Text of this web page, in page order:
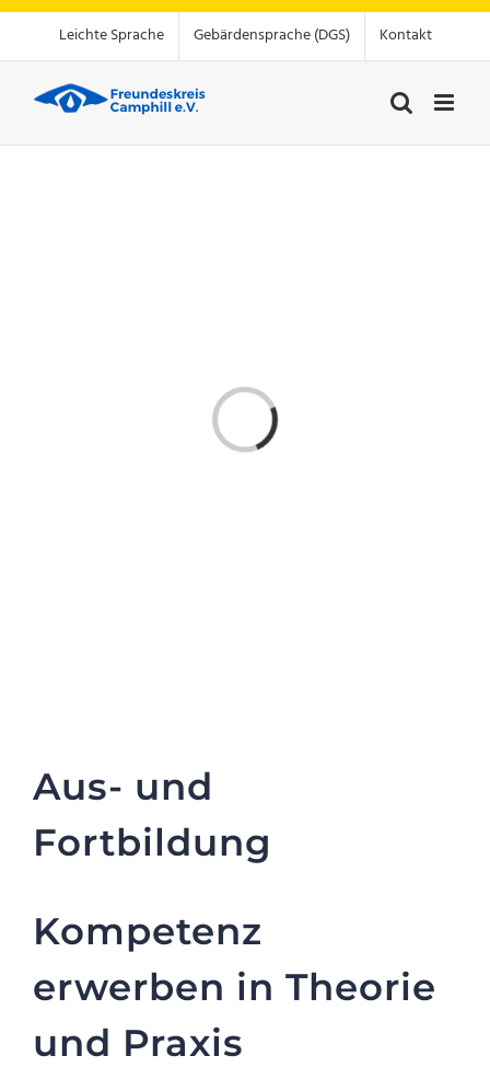
Zum
Inhalt
springen
Leichte Sprache Gebärdensprache (DGS) Kontakt
Laden...
Aus- und
Fortbildung
Kompetenz
erwerben in Theorie
und Praxis